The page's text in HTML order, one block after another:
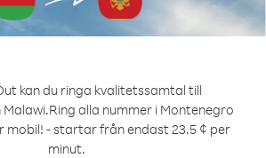
kan du ringa kvalitetssamtal till
Ring alla nummer i Montenegro
mobil! - startar från endast 23.5 ¢ per
minut.